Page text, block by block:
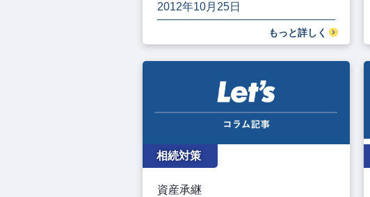
2012年10月25日
もっと詳しく
相続対策
資産承継